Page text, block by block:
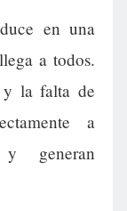
en una
a todos.
la falta de
a
generan